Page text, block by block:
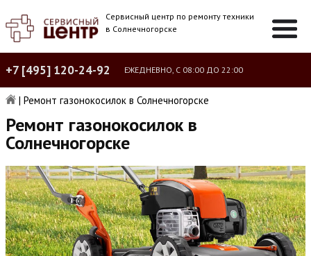
Сервисный центр по ремонту техники
в Солнечногорске
+7 [495] 120-24-92 ЕЖЕДНЕВНО, С 08:00 ДО 22:00
| Ремонт газонокосилок в Солнечногорске
Ремонт газонокосилок в
Солнечногорске